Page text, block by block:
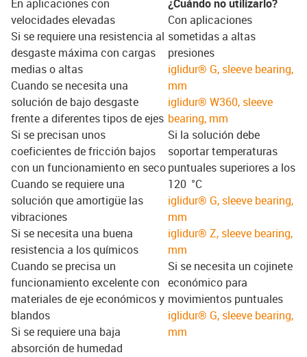
En aplicaciones con
velocidades elevadas
Si se requiere una resistencia al
desgaste máxima con cargas
medias o altas
Cuando se necesita una
solución de bajo desgaste
frente a diferentes tipos de ejes
Si se precisan unos
coeficientes de fricción bajos
con un funcionamiento en seco
Cuando se requiere una
solución que amortigüe las
vibraciones
Si se necesita una buena
resistencia a los químicos
Cuando se precisa un
funcionamiento excelente con
materiales de eje económicos y
blandos
Si se requiere una baja
absorción de humedad
¿Cuándo no utilizarlo?
Con aplicaciones
sometidas a altas
presiones
iglidur® G, sleeve bearing,
mm
iglidur® W360, sleeve
bearing, mm
Si la solución debe
soportar temperaturas
puntuales superiores a los
120 °C
iglidur® G, sleeve bearing,
mm
iglidur® Z, sleeve bearing,
mm
Si se necesita un cojinete
económico para
movimientos puntuales
iglidur® G, sleeve bearing,
mm